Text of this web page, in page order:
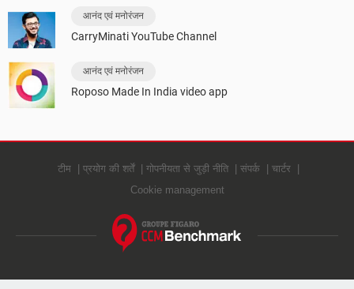
आनंद एवं मनोरंजन
CarryMinati YouTube Channel
आनंद एवं मनोरंजन
Roposo Made In India video app
टीम प्रयोग की शर्तें गोपनीयता से जुड़ी नीति संपर्क
चार्टर
Cookie management